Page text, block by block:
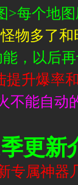
每个地
物多了
，以后
提升爆率
不能自动
季更新
专属神器